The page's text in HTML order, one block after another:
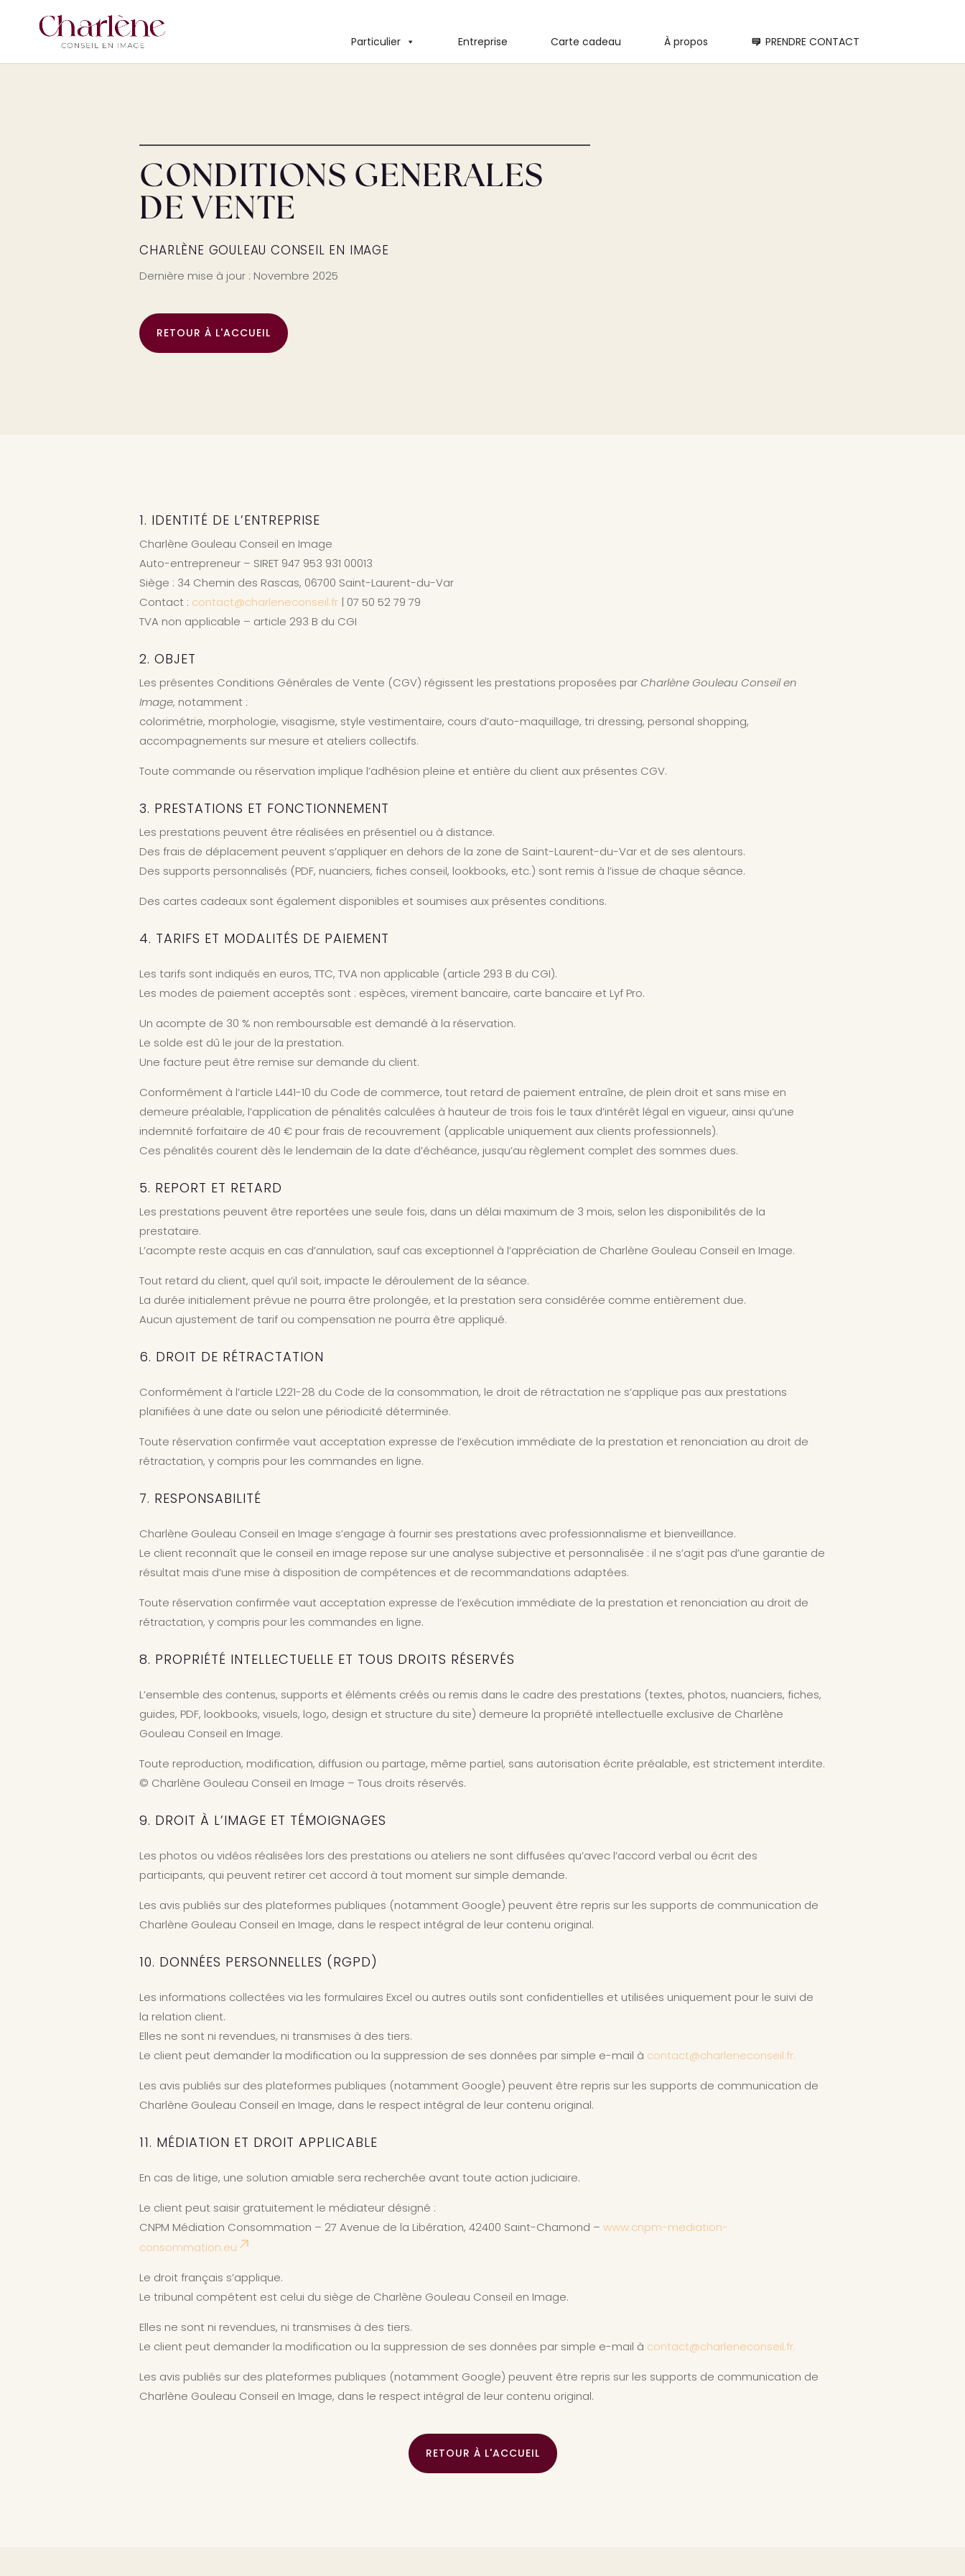
Particulier Entreprise Carte cadeau À propos PRENDRE CONTACT
CONDITIONS GENERALES
DE VENTE
CHARLÈNE GOULEAU CONSEIL EN IMAGE
Dernière mise à jour : Novembre 2025
RETOUR À L'ACCUEIL
1. IDENTITÉ DE L’ENTREPRISE
Charlène Gouleau Conseil en Image
Auto-entrepreneur – SIRET 947 953 931 00013
Siège : 34 Chemin des Rascas, 06700 Saint-Laurent-du-Var
Contact : contact@charleneconseil.fr | 07 50 52 79 79
TVA non applicable – article 293 B du CGI
2. OBJET
Les présentes Conditions Générales de Vente (CGV) régissent les prestations proposées par Charlène Gouleau Conseil en
Image, notamment :
colorimétrie, morphologie, visagisme, style vestimentaire, cours d’auto-maquillage, tri dressing, personal shopping,
accompagnements sur mesure et ateliers collectifs.
Toute commande ou réservation implique l’adhésion pleine et entière du client aux présentes CGV.
3. PRESTATIONS ET FONCTIONNEMENT
Les prestations peuvent être réalisées en présentiel ou à distance.
Des frais de déplacement peuvent s’appliquer en dehors de la zone de Saint-Laurent-du-Var et de ses alentours.
Des supports personnalisés (PDF, nuanciers, fiches conseil, lookbooks, etc.) sont remis à l’issue de chaque séance.
Des cartes cadeaux sont également disponibles et soumises aux présentes conditions.
4. TARIFS ET MODALITÉS DE PAIEMENT
Les tarifs sont indiqués en euros, TTC, TVA non applicable (article 293 B du CGI).
Les modes de paiement acceptés sont : espèces, virement bancaire, carte bancaire et Lyf Pro.
Un acompte de 30 % non remboursable est demandé à la réservation.
Le solde est dû le jour de la prestation.
Une facture peut être remise sur demande du client.
Conformément à l’article L441-10 du Code de commerce, tout retard de paiement entraîne, de plein droit et sans mise en
demeure préalable, l’application de pénalités calculées à hauteur de trois fois le taux d’intérêt légal en vigueur, ainsi qu’une
indemnité forfaitaire de 40 € pour frais de recouvrement (applicable uniquement aux clients professionnels).
Ces pénalités courent dès le lendemain de la date d’échéance, jusqu’au règlement complet des sommes dues.
5. REPORT ET RETARD
Les prestations peuvent être reportées une seule fois, dans un délai maximum de 3 mois, selon les disponibilités de la
prestataire.
L’acompte reste acquis en cas d’annulation, sauf cas exceptionnel à l’appréciation de Charlène Gouleau Conseil en Image.
Tout retard du client, quel qu’il soit, impacte le déroulement de la séance.
La durée initialement prévue ne pourra être prolongée, et la prestation sera considérée comme entièrement due.
Aucun ajustement de tarif ou compensation ne pourra être appliqué.
6. DROIT DE RÉTRACTATION
Conformément à l’article L221-28 du Code de la consommation, le droit de rétractation ne s’applique pas aux prestations
planifiées à une date ou selon une périodicité déterminée.
Toute réservation confirmée vaut acceptation expresse de l’exécution immédiate de la prestation et renonciation au droit de
rétractation, y compris pour les commandes en ligne.
7. RESPONSABILITÉ
Charlène Gouleau Conseil en Image s’engage à fournir ses prestations avec professionnalisme et bienveillance.
Le client reconnaît que le conseil en image repose sur une analyse subjective et personnalisée : il ne s’agit pas d’une garantie de
résultat mais d’une mise à disposition de compétences et de recommandations adaptées.
Toute réservation confirmée vaut acceptation expresse de l’exécution immédiate de la prestation et renonciation au droit de
rétractation, y compris pour les commandes en ligne.
8. PROPRIÉTÉ INTELLECTUELLE ET TOUS DROITS RÉSERVÉS
L’ensemble des contenus, supports et éléments créés ou remis dans le cadre des prestations (textes, photos, nuanciers, fiches,
guides, PDF, lookbooks, visuels, logo, design et structure du site) demeure la propriété intellectuelle exclusive de Charlène
Gouleau Conseil en Image.
Toute reproduction, modification, diffusion ou partage, même partiel, sans autorisation écrite préalable, est strictement interdite.
© Charlène Gouleau Conseil en Image – Tous droits réservés.
9. DROIT À L’IMAGE ET TÉMOIGNAGES
Les photos ou vidéos réalisées lors des prestations ou ateliers ne sont diffusées qu’avec l’accord verbal ou écrit des
participants, qui peuvent retirer cet accord à tout moment sur simple demande.
Les avis publiés sur des plateformes publiques (notamment Google) peuvent être repris sur les supports de communication de
Charlène Gouleau Conseil en Image, dans le respect intégral de leur contenu original.
10. DONNÉES PERSONNELLES (RGPD)
Les informations collectées via les formulaires Excel ou autres outils sont confidentielles et utilisées uniquement pour le suivi de
la relation client.
Elles ne sont ni revendues, ni transmises à des tiers.
Le client peut demander la modification ou la suppression de ses données par simple e-mail à contact@charleneconseil.fr.
Les avis publiés sur des plateformes publiques (notamment Google) peuvent être repris sur les supports de communication de
Charlène Gouleau Conseil en Image, dans le respect intégral de leur contenu original.
11. MÉDIATION ET DROIT APPLICABLE
En cas de litige, une solution amiable sera recherchée avant toute action judiciaire.
Le client peut saisir gratuitement le médiateur désigné :
CNPM Médiation Consommation – 27 Avenue de la Libération, 42400 Saint-Chamond –www.cnpm-mediation-
consommation.eu
Le droit français s’applique.
Le tribunal compétent est celui du siège de Charlène Gouleau Conseil en Image.
Elles ne sont ni revendues, ni transmises à des tiers.
Le client peut demander la modification ou la suppression de ses données par simple e-mail à contact@charleneconseil.fr.
Les avis publiés sur des plateformes publiques (notamment Google) peuvent être repris sur les supports de communication de
Charlène Gouleau Conseil en Image, dans le respect intégral de leur contenu original.
RETOUR À L'ACCUEIL